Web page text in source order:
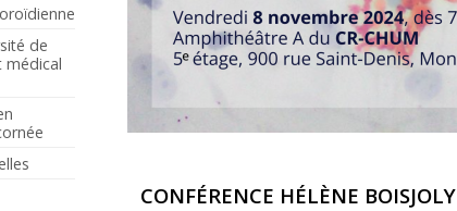
de
médical
CONFÉRENCE HÉLÈNE BOISJOLY